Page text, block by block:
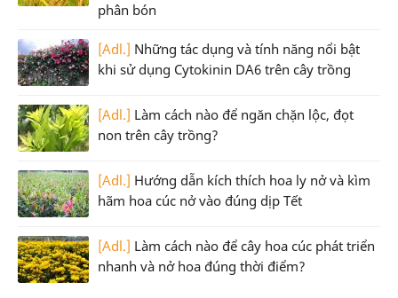
phân bón
[Adl.] Những tác dụng và tính năng nổi bật
khi sử dụng Cytokinin DA6 trên cây trồng
[Adl.] Làm cách nào để ngăn chặn lộc, đọt
non trên cây trồng?
[Adl.] Hướng dẫn kích thích hoa ly nở và kìm
hãm hoa cúc nở vào đúng dịp Tết
[Adl.] Làm cách nào để cây hoa cúc phát triển
nhanh và nở hoa đúng thời điểm?